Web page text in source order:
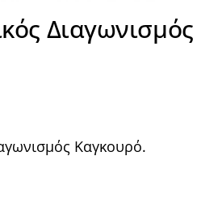
Διαγωνισμός
Καγκουρό.